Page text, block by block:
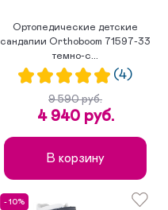
Ортопедические детские
сандалии Orthoboom 71597-33
темно-с...
(4)
9 590 руб.
4 940 руб.
В корзину
- 10%